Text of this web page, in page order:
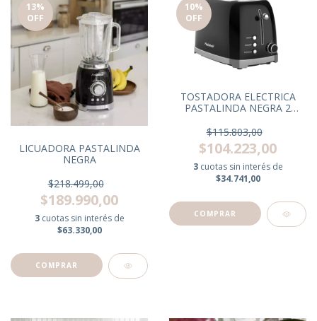
13%
OFF
LICUADORA PASTALINDA
NEGRA
$218.499,00
$189.990,00
3 cuotas sin interés de
$63.330,00
10%
OFF
TOSTADORA ELECTRICA
PASTALINDA NEGRA 2
$115.803,00
$104.223,00
3 cuotas sin interés de
$34.741,00